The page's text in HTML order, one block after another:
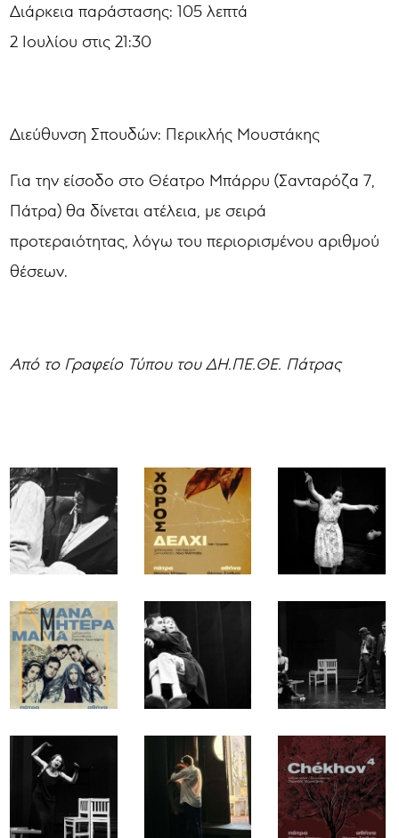
Διάρκεια παράστασης: 105 λεπτά
2 Ιουλίου στις 21:30
Διεύθυνση Σπουδών: Περικλής Μουστάκης
Για την είσοδο στο Θέατρο Μπάρρυ (Σανταρόζα 7,
Πάτρα) θα δίνεται ατέλεια, με σειρά
προτεραιότητας, λόγω του περιορισμένου αριθμού
θέσεων.
Από το Γραφείο Τύπου του ΔΗ.ΠΕ.ΘΕ. Πάτρας